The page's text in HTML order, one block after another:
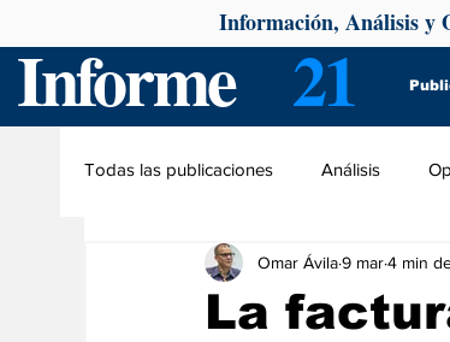
Informe 21
Información, Análisis y
Todas las publicaciones Análisis
La
Omar Ávila9 mar4 min